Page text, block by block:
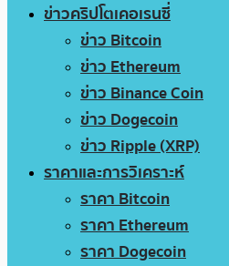
ข่าวคริปโตเคอเรนซี่
ข่าว Bitcoin
ข่าว Ethereum
ข่าว Binance Coin
ข่าว Dogecoin
ข่าว Ripple (XRP)
ราคาและการวิเคราะห์
ราคา Bitcoin
ราคา Ethereum
ราคา Dogecoin